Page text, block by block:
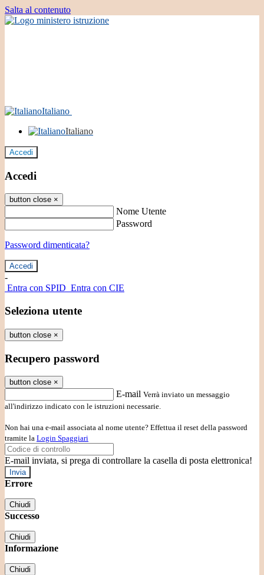
Salta al contenuto
Italiano
Italiano
Accedi
Accedi
button close ×
Nome Utente
Password
Password dimenticata?
-
Entra con SPID Entra con CIE
Seleziona utente
button close ×
Recupero password
button close ×
E-mail Verrà inviato un messaggio
all'indirizzo indicato con le istruzioni necessarie.
Non hai una e-mail associata al nome utente? Effettua il reset della password
tramite la Login Spaggiari
E-mail inviata, si prega di controllare la casella di posta elettronica!
Errore
Chiudi
Successo
Chiudi
Informazione
Chiudi